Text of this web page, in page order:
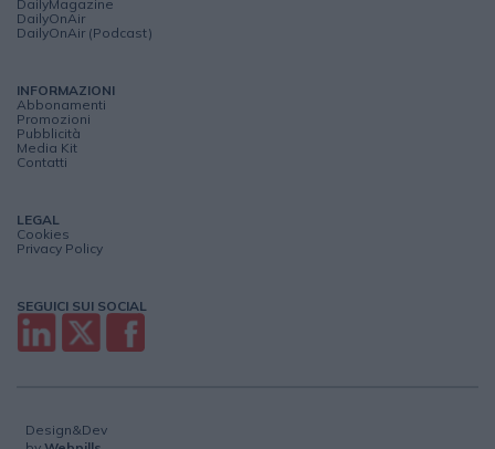
DailyMagazine
DailyOnAir
DailyOnAir (Podcast)
INFORMAZIONI
Abbonamenti
Promozioni
Pubblicità
Media Kit
Contatti
LEGAL
Cookies
Privacy Policy
SEGUICI SUI SOCIAL
Design&Dev